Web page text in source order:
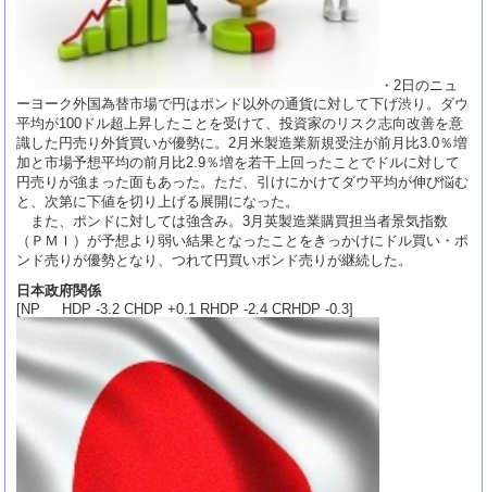
・2日のニュ
ーヨーク外国為替市場で円はポンド以外の通貨に対して下げ渋り。ダウ
平均が100ドル超上昇したことを受けて、投資家のリスク志向改善を意
識した円売り外貨買いが優勢に。2月米製造業新規受注が前月比3.0％増
加と市場予想平均の前月比2.9％増を若干上回ったことでドルに対して
円売りが強まった面もあった。ただ、引けにかけてダウ平均が伸び悩む
と、次第に下値を切り上げる展開になった。
また、ポンドに対しては強含み。3月英製造業購買担当者景気指数
（ＰＭＩ）が予想より弱い結果となったことをきっかけにドル買い・ポ
ンド売りが優勢となり、つれて円買いポンド売りが継続した。
日本政府関係
[NP HDP -3.2 CHDP +0.1 RHDP -2.4 CRHDP -0.3]